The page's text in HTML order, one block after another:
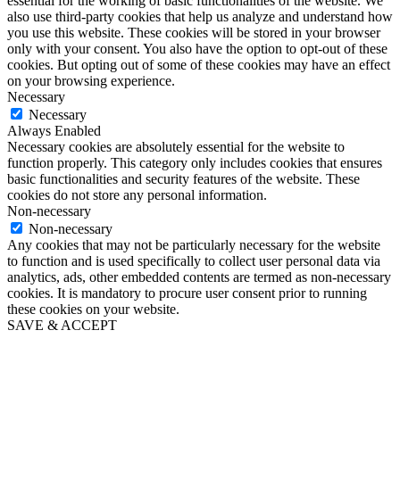
also use third-party cookies that help us analyze and understand how
you use this website. These cookies will be stored in your browser
only with your consent. You also have the option to opt-out of these
cookies. But opting out of some of these cookies may have an effect
on your browsing experience.
Necessary
Necessary
Always Enabled
Necessary cookies are absolutely essential for the website to
function properly. This category only includes cookies that ensures
basic functionalities and security features of the website. These
cookies do not store any personal information.
Non-necessary
Non-necessary
Any cookies that may not be particularly necessary for the website
to function and is used specifically to collect user personal data via
analytics, ads, other embedded contents are termed as non-necessary
cookies. It is mandatory to procure user consent prior to running
these cookies on your website.
SAVE & ACCEPT